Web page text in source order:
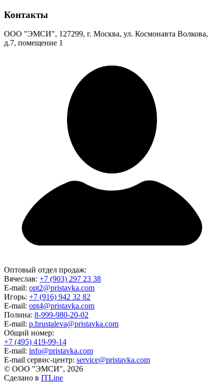
Контакты
ООО "ЭМСИ", 127299, г. Москва, ул. Космонавта Волкова,
д.7, помещение 1
Оптовый отдел продаж:
Вячеслав: +7 (903) 297 23 38
E-mail: opt2@pristavka.com
Игорь: +7 (916) 942 32 82
E-mail: opt4@pristavka.com
Полина: 8-999-980-20-02
E-mail: p.hrustaleva@pristavka.com
Общий номер:
+7 (495) 419-99-14
E-mail: info@pristavka.com
E-mail сервис-центр: service@pristavka.com
© ООО "ЭМСИ", 2026
Сделано в ITLine